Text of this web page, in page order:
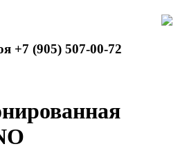
+7 (905) 507-00-72